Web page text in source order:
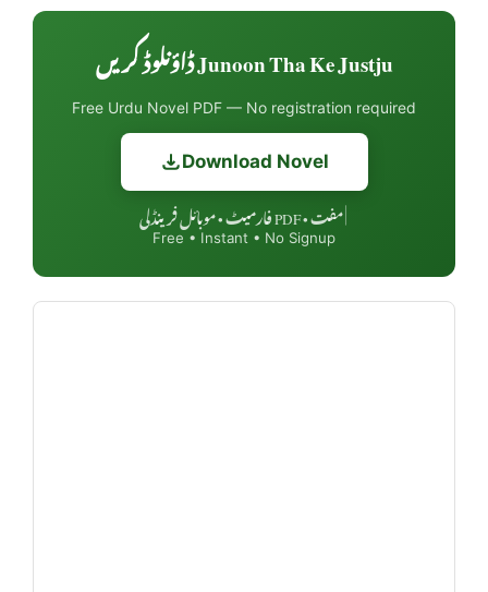
Junoon Tha Ke Justju ڈاؤنلوڈ کریں
Free Urdu Novel PDF — No registration required
Download Novel
مفت • PDF فارمیٹ • موبائل فرینڈلی
Free • Instant • No Signup